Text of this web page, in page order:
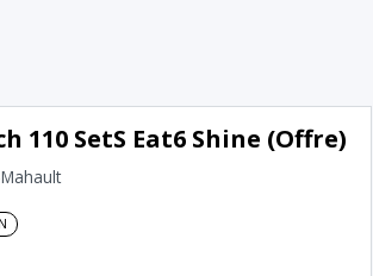
110 SetS Eat6 Shine (Offre)